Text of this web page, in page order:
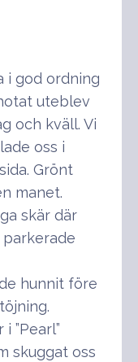
i god ordning
uteblev
och kväll. Vi
oss i
Grönt
manet.
skär där
hunnit före
”Pearl”
skuggat oss